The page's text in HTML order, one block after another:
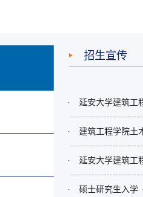
招生宣传
· 延安大学建筑工
· 建筑工程学院土
· 延安大学建筑工
· 硕士研究生入学